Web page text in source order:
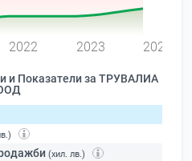
2022 2023 2024
и Показатели за ТРУВАЛИА
(хил. лв.)